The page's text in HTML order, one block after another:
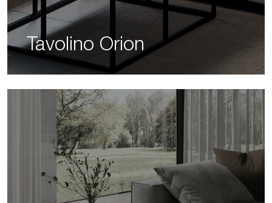
Tavolino Orion